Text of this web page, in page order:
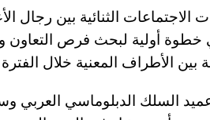
الثنائية بين رجال
خطوة أولية لبحث فرص التعاون
الأطراف المعنية خلال الفترة
نائب عميد السلك الدبلوماسي